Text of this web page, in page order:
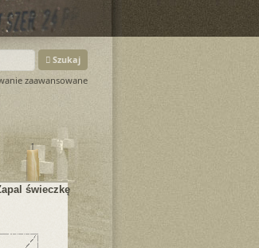
Szukaj
zaawansowane
świeczkę